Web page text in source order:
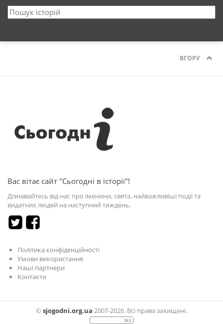
ВГОРУ
Вас вітає сайт "Сьогодні в історії"!
Дізнавайтесь від нас про іменини, свята, найважливіші події та
видатних людей на наступний тиждень.
Політика конфіденційності
Умови використання
Наші партнери
Контакти
© sjogodni.org.ua 2007-2026. Всі права захищені.